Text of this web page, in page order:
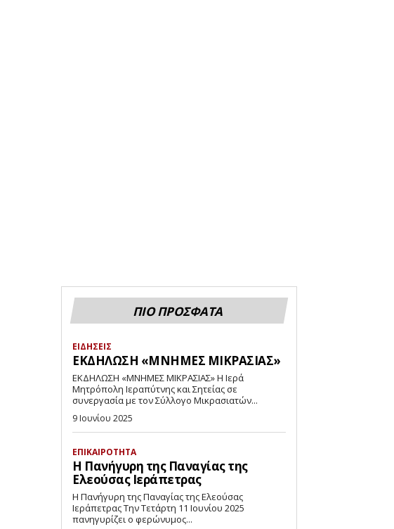
ΠΙΟ ΠΡΟΣΦΑΤΑ
ΕΙΔΗΣΕΙΣ
ΕΚΔΗΛΩΣΗ «ΜΝΗΜΕΣ ΜΙΚΡΑΣΙΑΣ»
ΕΚΔΗΛΩΣΗ «ΜΝΗΜΕΣ ΜΙΚΡΑΣΙΑΣ» Η Ιερά
Μητρόπολη Ιεραπύτνης και Σητείας σε
συνεργασία με τον Σύλλογο Μικρασιατών...
9 Ιουνίου 2025
ΕΠΙΚΑΙΡΟΤΗΤΑ
Η Πανήγυρη της Παναγίας της
Ελεούσας Ιεράπετρας
Η Πανήγυρη της Παναγίας της Ελεούσας
Ιεράπετρας Την Τετάρτη 11 Ιουνίου 2025
πανηγυρίζει ο φερώνυμος...